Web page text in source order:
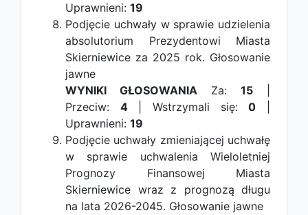
Uprawnieni: 19
Podjęcie uchwały w sprawie udzielenia
absolutorium Prezydentowi Miasta
Skierniewice za 2025 rok. Głosowanie
jawne
WYNIKI GŁOSOWANIA Za: 15
Przeciw: 4| Wstrzymali się:0
Uprawnieni: 19
Podjęcie uchwały zmieniającej uchwałę
w sprawie uchwalenia Wieloletniej
Prognozy Finansowej Miasta
Skierniewice wraz z prognozą długu
na lata 2026-2045. Głosowanie jawne